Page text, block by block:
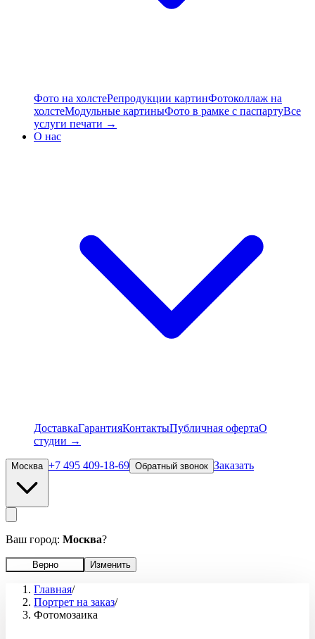
Фото на холстеРепродукции картинФотоколлаж на
холстеМодульные картиныФото в рамке с паспартуВсе
услуги печати →
О нас
ДоставкаГарантияКонтактыПубличная офертаО
студии →
Москва +7 495 409-18-69 Обратный звонок Заказать
Ваш город: Москва?
Верно Изменить
Главная/
Портрет на заказ/
Фотомозаика